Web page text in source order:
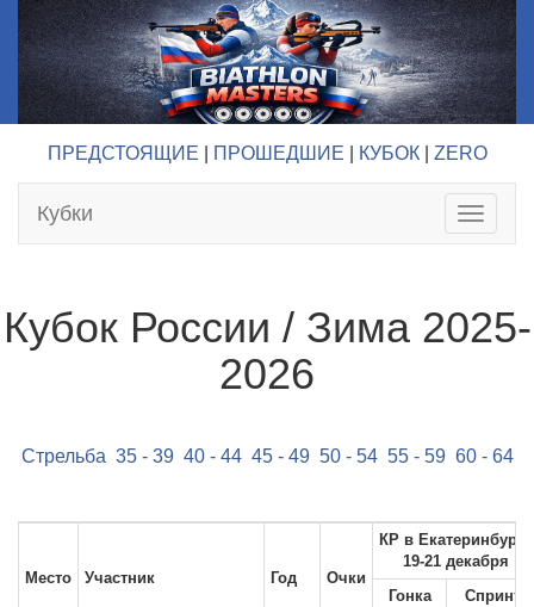
ПРЕДСТОЯЩИЕ ПРОШЕДШИЕ КУБОК ZERO
Toggle
Кубки
Кубок России / Зима 2025-
2026
Стрельба 35 - 39 40 - 44 45 - 49 50 - 54 55 - 59 60 - 64
Место Участник Год Очки
КР в Екатеринбурге
19-21 декабря
Гонка
Спринт